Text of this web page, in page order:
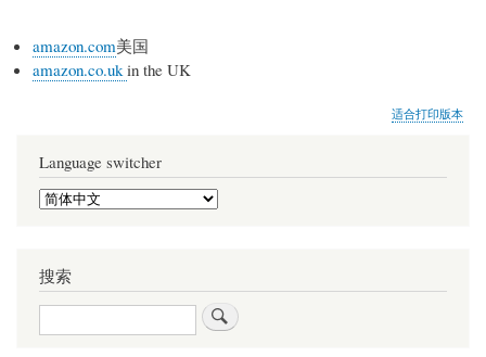
amazon.com美国
amazon.co.ukin the UK
适合打印版本
Language switcher
Select
your
搜索
搜
索